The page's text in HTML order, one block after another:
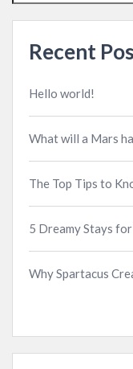
Recent
Hello world!
What will a Mars
The Top Tips to
5 Dreamy Stays
Why Spartacus